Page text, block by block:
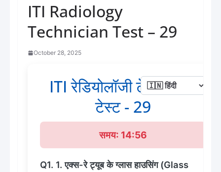
ITI Radiology
Technician Test – 29
October 28, 2025
ITI रेडियोलॉजी टेक्निशियन
टेस्ट - 29
समय: 14:56
Q1. 1. एक्स-रे ट्यूब के ग्लास हाउसिंग (Glass